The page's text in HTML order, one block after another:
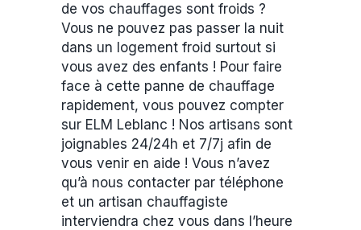
de vos chauffages sont froids ?
Vous ne pouvez pas passer la nuit
dans un logement froid surtout si
vous avez des enfants ! Pour faire
face à cette panne de chauffage
rapidement, vous pouvez compter
sur ELM Leblanc ! Nos artisans sont
joignables 24/24h et 7/7j afin de
vous venir en aide ! Vous n’avez
qu’à nous contacter par téléphone
et un artisan chauffagiste
interviendra chez vous dans l’heure